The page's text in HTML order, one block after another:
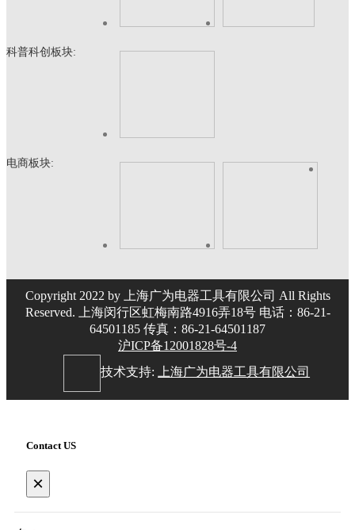
科普科创板块:
电商板块:
Copyright 2022 by 上海广为电器工具有限公司 All Rights
Reserved. 上海闵行区虹梅南路4916弄18号 电话：86-21-
64501185 传真：86-21-64501187
沪ICP备12001828号-4
技术支持:
上海广为电器工具有限公司
Contact US
×